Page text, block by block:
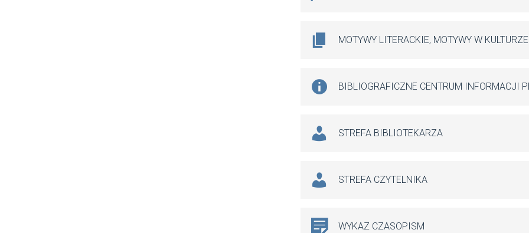
MOTYWY LITERACKIE, MOTYWY W KULTURZE
BIBLIOGRAFICZNE CENTRUM INFORMACJI
STREFA BIBLIOTEKARZA
STREFA CZYTELNIKA
WYKAZ CZASOPISM